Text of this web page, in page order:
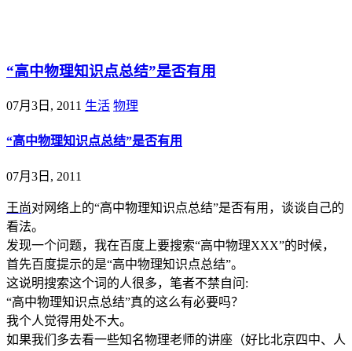
“高中物理知识点总结”是否有用
07月3日, 2011 生活 物理
“高中物理知识点总结”是否有用
07月3日, 2011
王尚对网络上的“高中物理知识点总结”是否有用，谈谈自己的
看法。
发现一个问题，我在百度上要搜索“高中物理XXX”的时候，
首先百度提示的是“高中物理知识点总结”。
这说明搜索这个词的人很多，笔者不禁自问:
“高中物理知识点总结”真的这么有必要吗？
我个人觉得用处不大。
如果我们多去看一些知名物理老师的讲座（好比北京四中、人